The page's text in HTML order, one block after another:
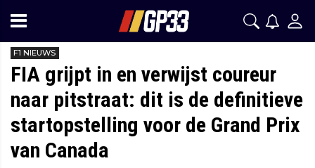
F1 NIEUWS
FIA grijpt in en verwijst coureur
naar pitstraat: dit is de definitieve
startopstelling voor de Grand Prix
van Canada